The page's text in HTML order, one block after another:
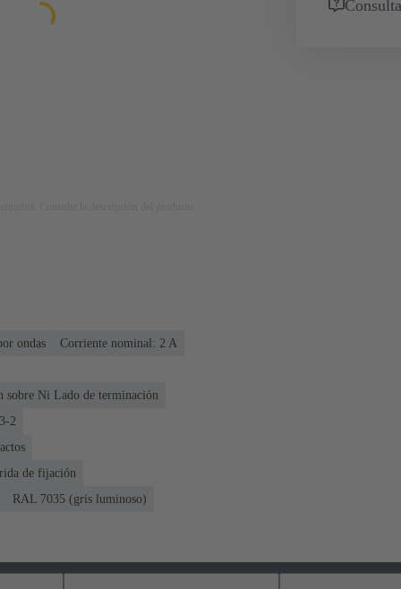
ondas
Corriente nominal: ‌2 A
sobre Ni Lado de terminación
2
de fijación
RAL 7035 (gris luminoso)